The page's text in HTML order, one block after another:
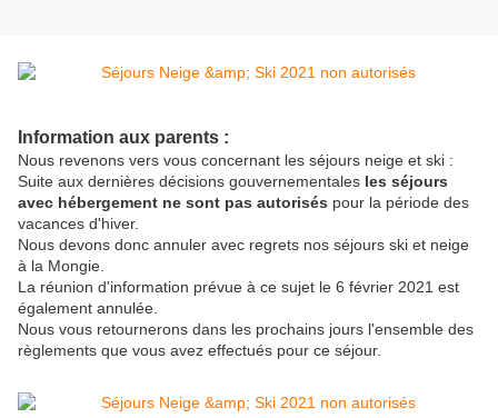
Information aux parents :
Nous revenons vers vous concernant les séjours neige et ski :
Suite aux dernières décisions gouvernementales les séjours
avec hébergement ne sont pas autorisés pour la période des
vacances d'hiver.
Nous devons donc annuler avec regrets nos séjours ski et neige
à la Mongie.
La réunion d'information prévue à ce sujet le 6 février 2021 est
également annulée.
Nous vous retournerons dans les prochains jours l'ensemble des
règlements que vous avez effectués pour ce séjour.